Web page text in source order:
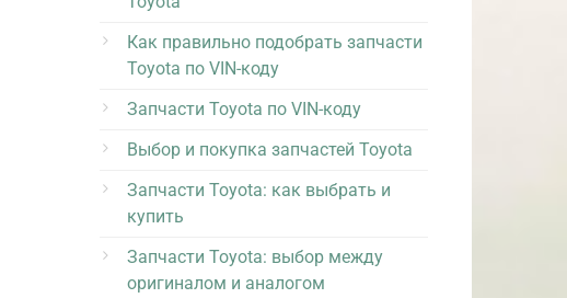
Как правильно подобрать запчасти
Toyota по VIN-коду
Запчасти Toyota по VIN-коду
Выбор и покупка запчастей Toyota
Запчасти Toyota: как выбрать и
купить
Запчасти Toyota: выбор между
оригиналом и аналогом